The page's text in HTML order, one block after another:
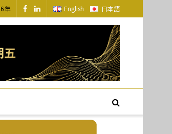
年 English 日本語